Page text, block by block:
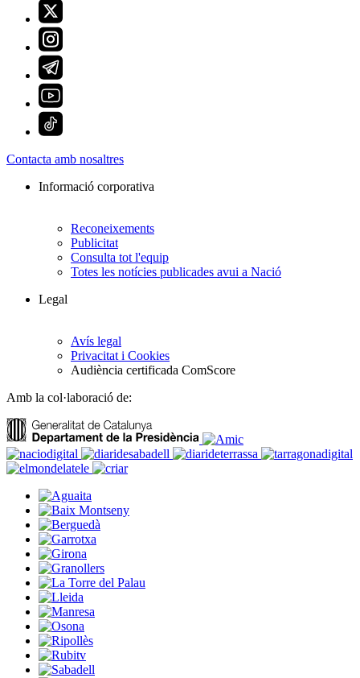
Contacta amb nosaltres
Informació corporativa
Reconeixements
Publicitat
Consulta tot l'equip
Totes les notícies publicades avui a Nació
Legal
Avís legal
Privacitat i Cookies
Audiència certificada ComScore
Amb la col·laboració de: